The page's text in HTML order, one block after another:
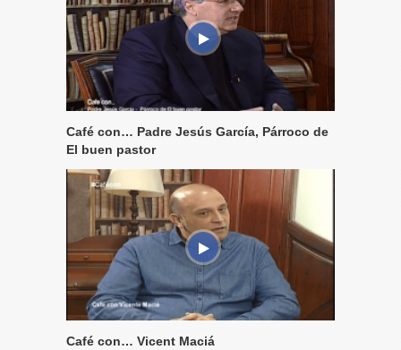
Café con… Padre Jesús García, Párroco de
El buen pastor
Café con… Vicent Maciá